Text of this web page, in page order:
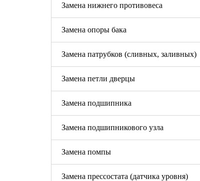
Замена нижнего противовеса
Замена опоры бака
Замена патрубков (сливных, заливных)
Замена петли дверцы
Замена подшипника
Замена подшипникового узла
Замена помпы
Замена прессостата (датчика уровня)